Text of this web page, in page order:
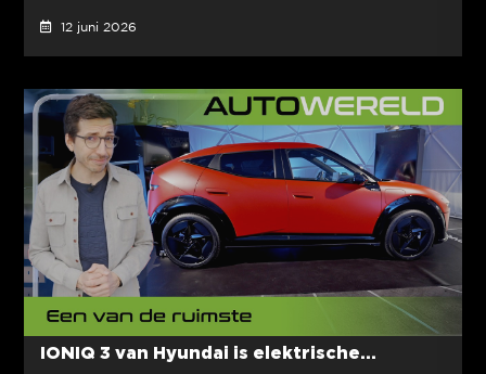
12 juni 2026
IONIQ 3 van Hyundai is elektrische...